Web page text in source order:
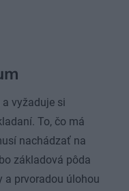
vyžaduje si
To, čo má
nachádzať na
základová pôda
a prvoradou úlohou